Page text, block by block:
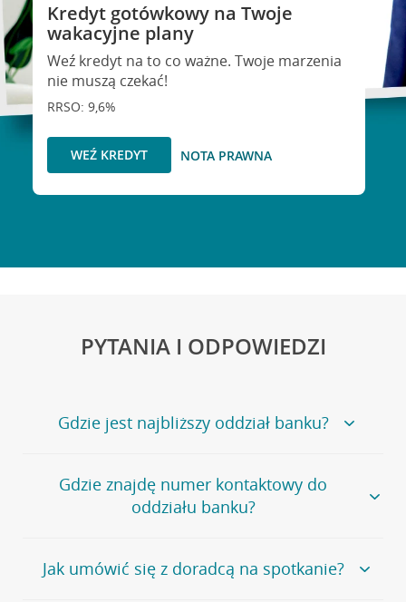
Kredyt gotówkowy na Twoje
wakacyjne plany
Weź kredyt na to co ważne. Twoje marzenia
nie muszą czekać!
RRSO: 9,6%
WEŹ KREDYT NOTA PRAWNA
PYTANIA I ODPOWIEDZI
Gdzie jest najbliższy oddział banku?
Jeśli szukasz oddziału naszego banku, zapraszamy na
stronęPlacówki i bankomaty, na której znajduje się
wygodna wyszukiwarka.
oddziałów
Gdzie znajdę numer kontaktowy do
oddziału banku?
Bank Credit Agricole nie udostępnia ogólnego numeru
telefonu do placówki bankowej.
Jak umówić się z doradcą na spotkanie?